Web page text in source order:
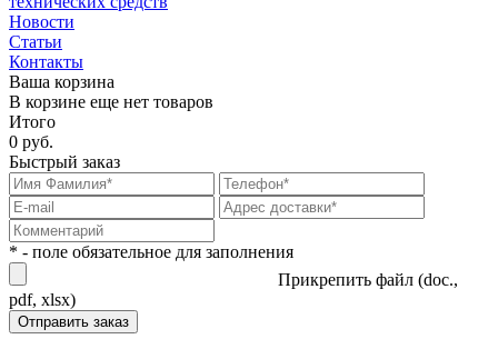
Новости
Статьи
Контакты
Ваша корзина
В корзине еще нет товаров
Итого
0 руб.
Быстрый заказ
* - поле обязательное для заполнения
Прикрепить файл (doc.,
pdf, xlsx)